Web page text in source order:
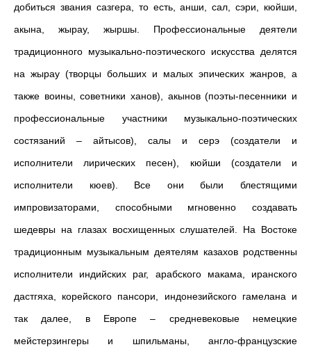
добиться звания сазгера, то есть, анши, сал, сэри, кюйши,
акына, жырау, жыршы. Профессиональные деятели
традиционного музыкально-поэтического искусства делятся
на жырау (творцы больших и малых эпических жанров, а
также воины, советники ханов), акынов (поэты-песенники и
профессиональные участники музыкально-поэтических
состязаний – айтысов), салы и серэ (создатели и
исполнители лирических песен), кюйши (создатели и
исполнители кюев). Все они были блестящими
импровизаторами, способными мгновенно создавать
шедевры на глазах восхищенных слушателей. На Востоке
традиционным музыкальным деятелям казахов родственны
исполнители индийских раг, арабского макама, иранского
дастгяха, корейского пансори, индонезийского гамелана и
так далее, в Европе – средневековые немецкие
мейстерзингеры и шпильманы, англо-французские